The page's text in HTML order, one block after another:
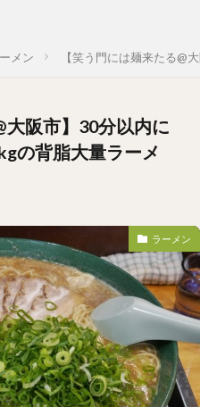
メン 【笑う門には麺来たる@
大阪市】30分以内に
の背脂大量ラーメ
ラーメン